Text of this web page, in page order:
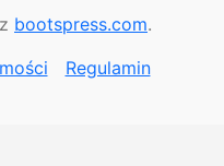
bootspress.com.
Regulamin